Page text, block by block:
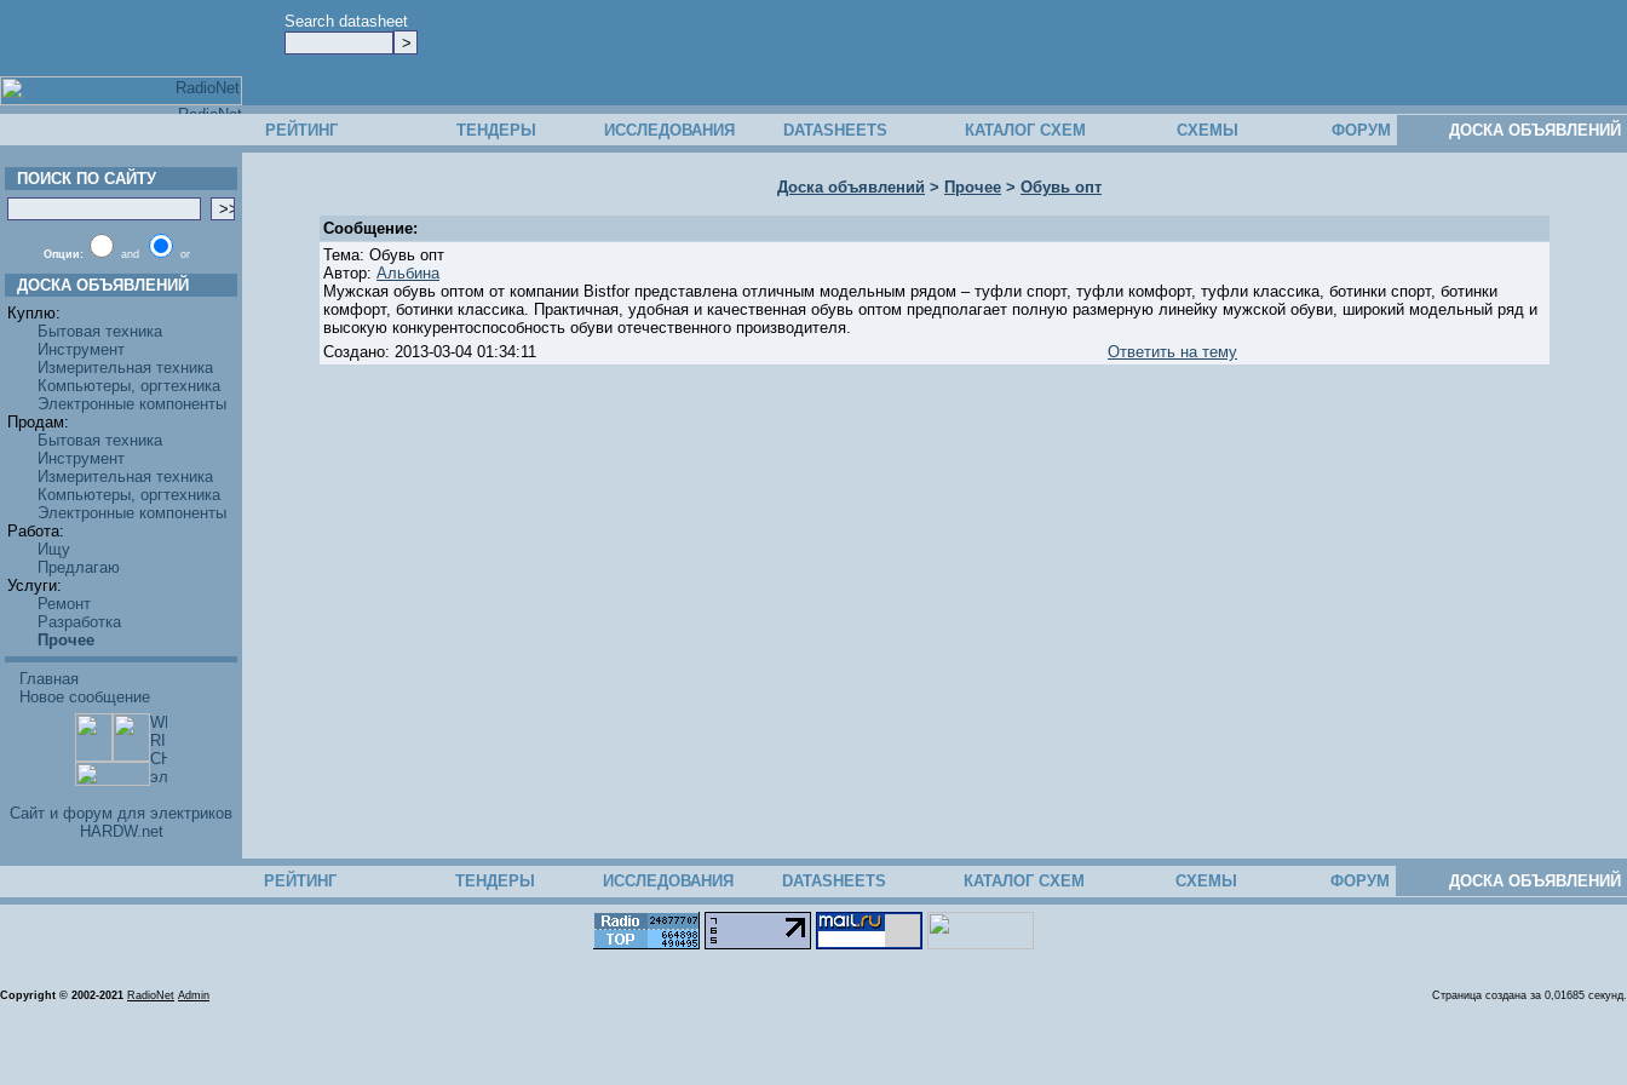
Search datasheet
РЕЙТИНГ ТЕНДЕРЫ ИССЛЕДОВАНИЯ DATASHEETS КАТАЛОГ СХЕМ СХЕМЫ ФОРУМ ДОСКА ОБЪЯВЛЕНИЙ
ПОИСК ПО САЙТУ
Опции: and or
ДОСКА ОБЪЯВЛЕНИЙ
Куплю:
Бытовая техника
Инструмент
Измерительная техника
Компьютеры, оргтехника
Электронные компоненты
Продам:
Бытовая техника
Инструмент
Измерительная техника
Компьютеры, оргтехника
Электронные компоненты
Работа:
Ищу
Предлагаю
Услуги:
Ремонт
Разработка
Прочее
Главная
Новое сообщение
Cайт и форум для электриков
HARDW.net
Доска объявлений > Прочее > Обувь опт
Сообщение:
Тема: Обувь опт
Автор: Альбина
Мужская обувь оптом от компании Bistfor представлена отличным модельным рядом – туфли спорт, туфли комфорт, туфли классика, ботинки спорт, ботинки
комфорт, ботинки классика. Практичная, удобная и качественная обувь оптом предполагает полную размерную линейку мужской обуви, широкий модельный ряд и
высокую конкурентоспособность обуви отечественного производителя.
Создано: 2013-03-04 01:34:11
Ответить на тему
РЕЙТИНГ ТЕНДЕРЫ ИССЛЕДОВАНИЯ DATASHEETS КАТАЛОГ СХЕМ СХЕМЫ ФОРУМ ДОСКА ОБЪЯВЛЕНИЙ
Copyright © 2002-2021 RadioNet Admin Страница создана за 0,01685 секунд.